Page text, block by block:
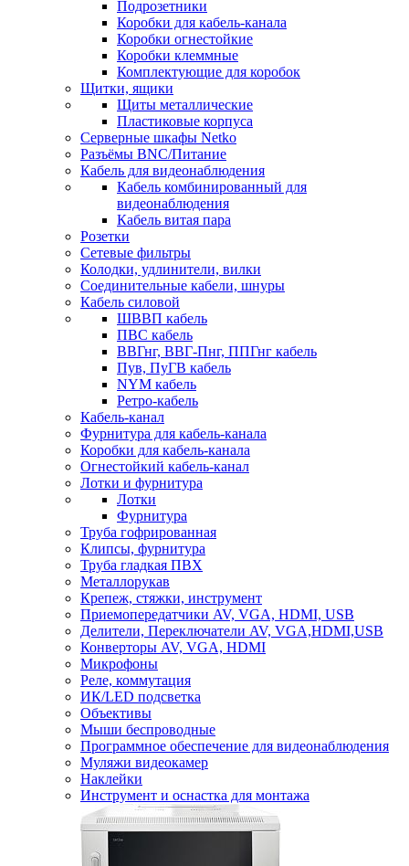
Подрозетники
Коробки для кабель-канала
Коробки огнестойкие
Коробки клеммные
Комплектующие для коробок
Щитки, ящики
Щиты металлические
Пластиковые корпуса
Серверные шкафы Netko
Разъёмы BNC/Питание
Кабель для видеонаблюдения
Кабель комбинированный для
видеонаблюдения
Кабель витая пара
Розетки
Сетевые фильтры
Колодки, удлинители, вилки
Соединительные кабели, шнуры
Кабель силовой
ШВВП кабель
ПВС кабель
ВВГнг, ВВГ-Пнг, ППГнг кабель
Пув, ПуГВ кабель
NYM кабель
Ретро-кабель
Кабель-канал
Фурнитура для кабель-канала
Коробки для кабель-канала
Огнестойкий кабель-канал
Лотки и фурнитура
Лотки
Фурнитура
Труба гофрированная
Клипсы, фурнитура
Труба гладкая ПВХ
Металлорукав
Крепеж, стяжки, инструмент
Приемопередатчики AV, VGA, HDMI, USB
Делители, Переключатели AV, VGA,HDMI,USB
Конверторы AV, VGA, HDMI
Микрофоны
Реле, коммутация
ИК/LED подсветка
Объективы
Мыши беспроводные
Программное обеспечение для видеонаблюдения
Муляжи видеокамер
Наклейки
Инструмент и оснастка для монтажа